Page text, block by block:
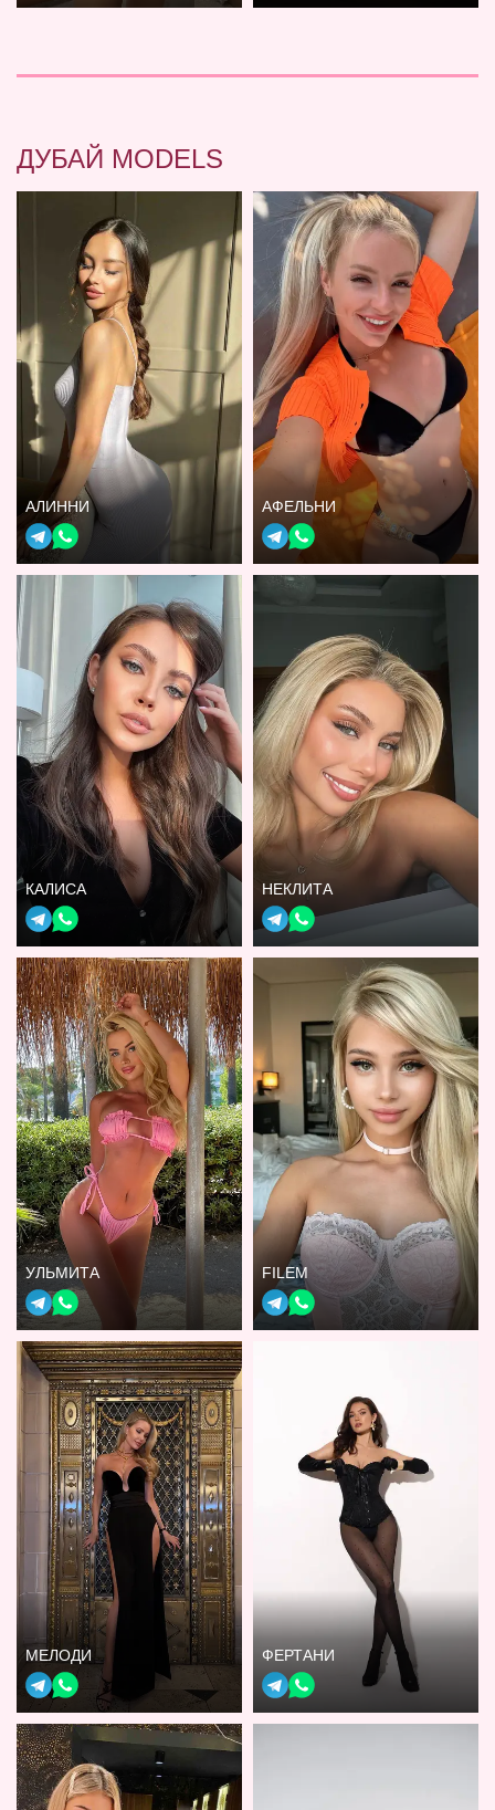
ДУБАЙ MODELS
АЛИННИ АФЕЛЬНИ
КАЛИСА НЕКЛИТА
УЛЬМИТА FILEM
МЕЛОДИ ФЕРТАНИ